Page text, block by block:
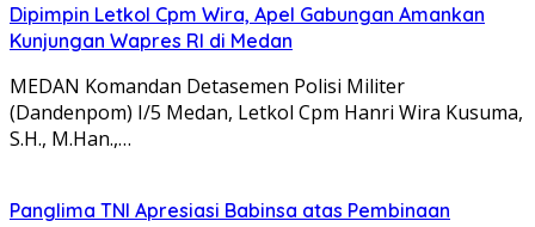
Dipimpin Letkol Cpm Wira, Apel Gabungan Amankan
Kunjungan Wapres RI di Medan
MEDAN Komandan Detasemen Polisi Militer
(Dandenpom) I/5 Medan, Letkol Cpm Hanri Wira Kusuma,
S.H., M.Han.,…
Panglima TNI Apresiasi Babinsa atas Pembinaan